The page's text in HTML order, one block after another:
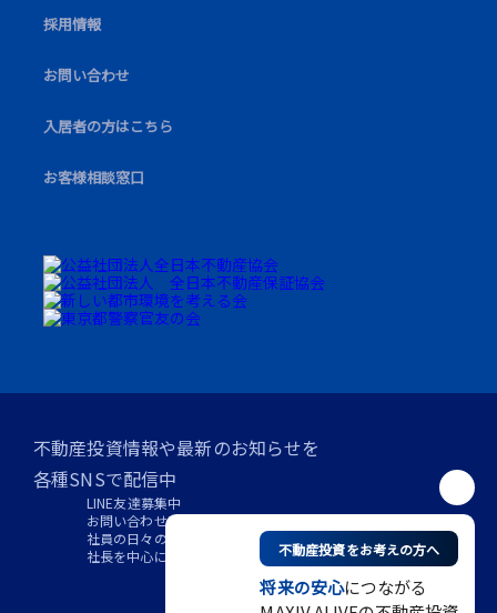
不動産投資をお考えの方へ
将来の安心につながる
採⽤情報
お問い合わせ
⼊居者の⽅はこちら
お客様相談窓口
不動産投資情報や最新のお知らせを
各種SNSで配信中
LINE友達募集中
お問い合わせはDMでお気軽に
社員の日々の
社長を中心に